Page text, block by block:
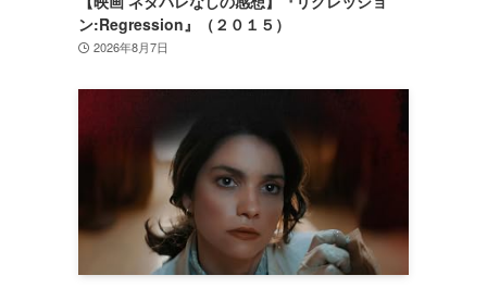
ン:Regression』（２０１５）
2026年8月7日